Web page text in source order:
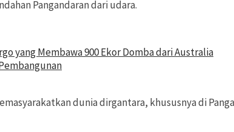
Pangandaran dari udara.
yang Membawa 900 Ekor Domba dari Australia
dunia dirgantara, khususnya di